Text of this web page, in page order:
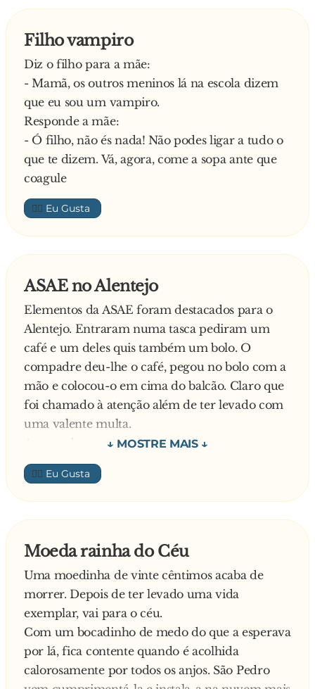
senhora que não tinha encontrado nenhuma
Responde a mulher:
- Obrigada! Vou ligar então para o consultório
do meu dentista
—
Filho vampiro
Diz o filho para a mãe:
- Mamã, os outros meninos lá na escola dizem
que eu sou um vampiro.
Responde a mãe:
- Ó filho, não és nada! Não podes ligar a tudo o
que te dizem. Vá, agora, come a sopa ante que
coagule
👍🏼
ASAE no Alentejo
Elementos da ASAE foram destacados para o
Alentejo. Entraram numa tasca pediram um
café e um deles quis também um bolo. O
compadre deu-lhe o café, pegou no bolo com a
mão e colocou-o em cima do balcão. Claro que
foi chamado à atenção além de ter levado com
uma valente multa.
Apressadamente, o alentejano ligou para o
compadre que tinha uma tasca lá perto e
avisou-o:
- Compadre a ASAE esteve aqui. Tome atenção
que também são capazes de a seguir o visitar
fiscais já entravam pela porta adentro.
- Bom dia. Quero um café e um bolo. – Diz um
dos fiscais.
Com todo o cuidado, o alentejano deu-lhe o
café e com a tenaz tirou o bolo e colocou-o
num pires. Entretanto o fiscal, depois de ter
tomado o café e comido o bolo, reparou que o
👍🏼
Moeda rainha do Céu
Uma moedinha de vinte cêntimos acaba de
morrer. Depois de ter levado uma vida
exemplar, vai para o céu.
Com um bocadinho de medo do que a esperava
por lá, fica contente quando é acolhida
calorosamente por todos os anjos. São Pedro